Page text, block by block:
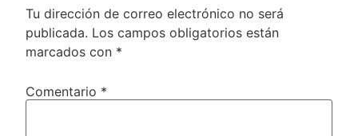
Tu dirección de correo electrónico no será
publicada. Los campos obligatorios están
marcados con *
Comentario *